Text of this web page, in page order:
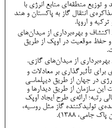
توزیع منطقه‌ای منابع انرژی با
انتقال گاز به پاکستان و هند
و اروپا.
و بهره‌برداری از میدان‌های
و حفظ موقعیت در اوپک از طریق
از میدان‌های گازی.
برای تأثیرگذاری بر معادلات و
در جهان از طریق دیپلماسی
این سازمان از طریق دیدارها و
رتبه؛ ارائه‌ی طرح ایجاد اوپک
تولیدکننده گاز مثل روسیه،
جامی، 1388).